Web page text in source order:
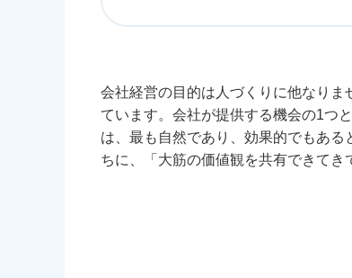
会社経営の目的は人づくりに他なりま
ています。会社が提供する機会の1つ
は、最も自然であり、効果的でもあ
ちに、「大筋の価値観を共有できて